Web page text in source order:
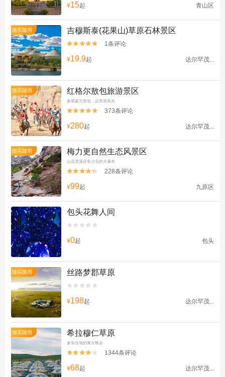
¥15起 青山区
随买随用 吉穆斯泰(花果山)草原石林景区

 1条评论
¥19.9起 达尔罕茂...
随买随用 红格尔敖包旅游景区
参观蒙古敖包，品草原风光

 373条评论
¥280起 达尔罕茂...
随买随用 梅力更自然生态风景区
山花浪漫还有少见的大瀑布

 228条评论
¥99起 九原区
包头花舞人间


¥0起 包头
随买随用 丝路梦郡草原


¥198起 达尔罕茂...
随买随用 希拉穆仁草原
参加当地的篝火晚会

 1344条评论
¥68起 达尔罕茂...